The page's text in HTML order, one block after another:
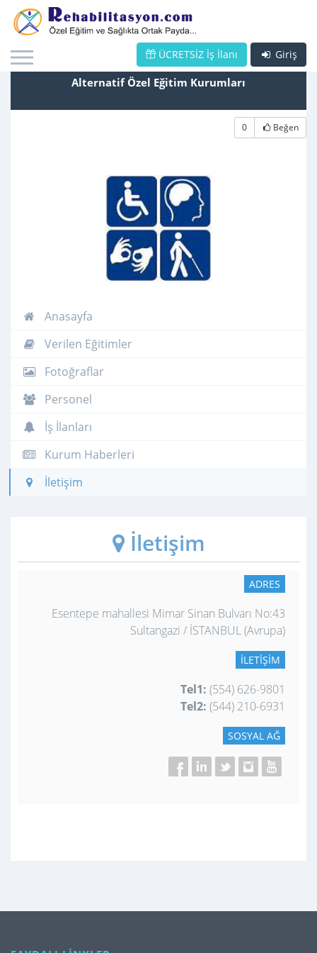
Giriş
ÜCRETSİZ İş İlanı
Alternatif Özel Eğitim Kurumları
0 Beğen
Anasayfa
Verilen Eğitimler
Fotoğraflar
Personel
İş İlanları
Kurum Haberleri
İletişim
İletişim
ADRES
Esentepe mahallesi Mimar Sinan Bulvarı No:43
Sultangazi / İSTANBUL (Avrupa)
İLETIŞIM
Tel1: (554) 626-9801
Tel2: (544) 210-6931
SOSYAL AĞ